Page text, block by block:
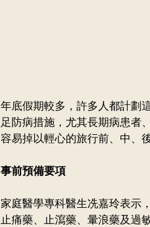
年底假期較多，許多人都計劃
足防病措施，尤其長期病患者
容易掉以輕心的旅行前、中、
事前預備要項
家庭醫學專科醫生冼嘉玲表示
止痛藥、止瀉藥、暈浪藥及過